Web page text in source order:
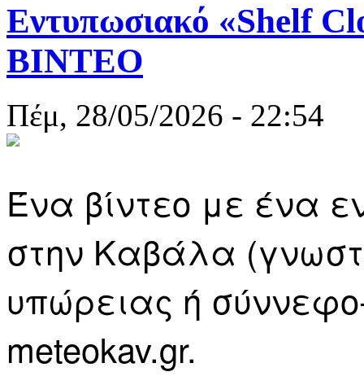
Εντυπωσιακό «Shelf
ΒΙΝΤΕΟ
Πέμ, 28/05/2026 - 22:54
Ένα βίντεο με ένα
στην Καβάλα
υπώρειας ή
meteokav.gr.